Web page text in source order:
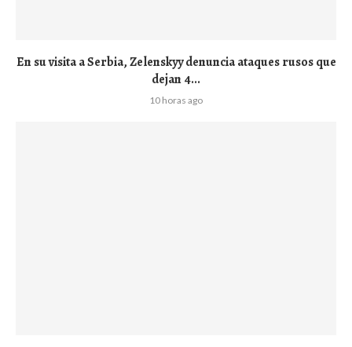
En su visita a Serbia, Zelenskyy denuncia ataques rusos que
dejan 4...
10 horas ago